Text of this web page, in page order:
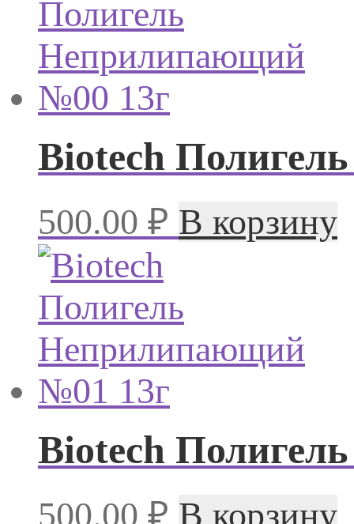
Biotech
500.00 ₽ В корзину
Biotech
500.00 ₽ В корзину